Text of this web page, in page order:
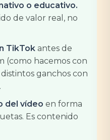
o educativo.
de valor real, no
TikTok antes de
(como hacemos con
ganchos con
del vídeo en forma
Es contenido